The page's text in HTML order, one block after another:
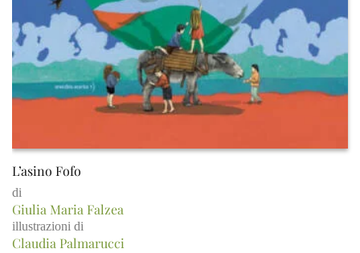
L’asino Fofo
di
Giulia Maria Falzea
illustrazioni di
Claudia Palmarucci